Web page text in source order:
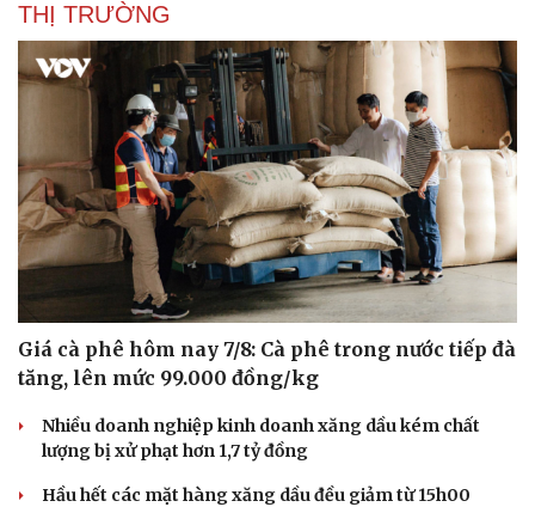
THỊ TRƯỜNG
Giá cà phê hôm nay 7/8: Cà phê trong nước tiếp đà
tăng, lên mức 99.000 đồng/kg
Nhiều doanh nghiệp kinh doanh xăng dầu kém chất
lượng bị xử phạt hơn 1,7 tỷ đồng
Hầu hết các mặt hàng xăng dầu đều giảm từ 15h00